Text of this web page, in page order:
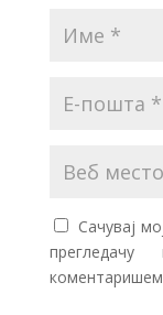
Сачувај